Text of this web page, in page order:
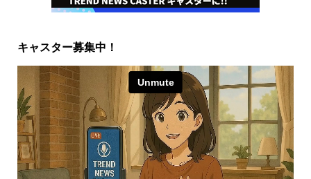
キャスター募集中！